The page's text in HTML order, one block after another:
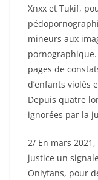
Xnxx et Tukif,
mineurs aux
pages de
d’enfants violés
Depuis quatre
ignorées par la
2/ En mars
justice un
Onlyfans, pour